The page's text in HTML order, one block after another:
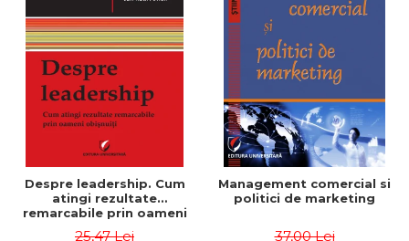
Despre leadership. Cum
atingi rezultate
remarcabile prin oameni
25,47 Lei
Management comercial si
politici de marketing
37,00 Lei